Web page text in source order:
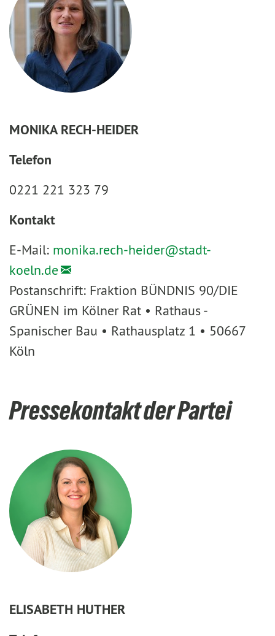
MONIKA RECH-HEIDER
Telefon
0221 221 323 79
Kontakt
E-Mail: monika.rech-heider@stadt-
koeln.de
Postanschrift: Fraktion BÜNDNIS 90/DIE
GRÜNEN im Kölner Rat • Rathaus -
Spanischer Bau • Rathausplatz 1 • 50667
Köln
Pressekontakt der Partei
ELISABETH HUTHER